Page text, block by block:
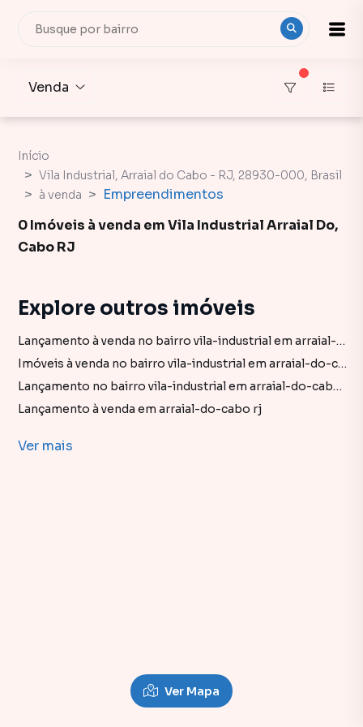
Venda
Início
Vila Industrial, Arraial do Cabo - RJ, 28930-000, Brasil
à venda
Empreendimentos
0 Imóveis à venda em Vila Industrial Arraial Do,
Cabo RJ
Explore outros imóveis
Lançamento à venda no bairro vila-industrial em arraial-do-cabo rj com 1 vaga
Imóveis à venda no bairro vila-industrial em arraial-do-cabo rj
Lançamento no bairro vila-industrial em arraial-do-cabo rj
Lançamento à venda em arraial-do-cabo rj
Lançamento em arraial-do-cabo rj
Ver mais
Ver Mapa